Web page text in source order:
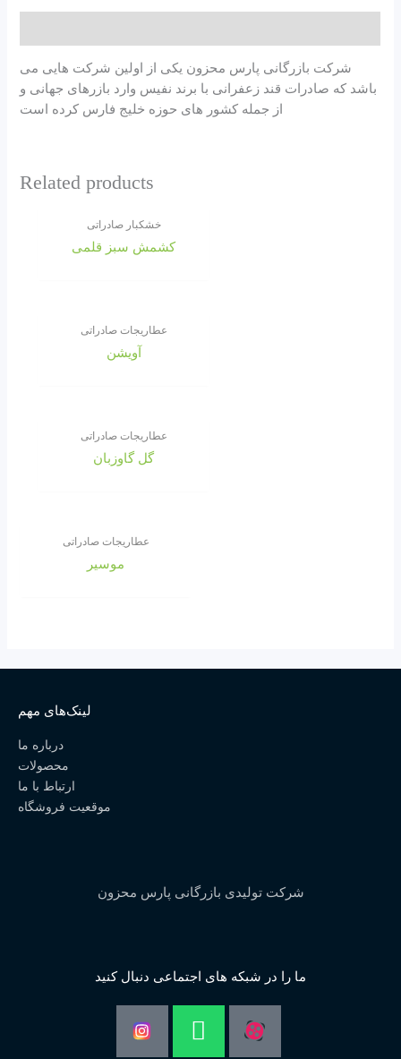
شرکت بازرگانی پارس محزون یکی از اولین شرکت هایی می
باشد که صادرات قند زعفرانی با برند نفیس وارد بازرهای جهانی و
از جمله کشور های حوزه خلیج فارس کرده است
Related products
خشکبار صادراتی
کشمش سبز قلمی
عطاریجات صادراتی
آویشن
عطاریجات صادراتی
گل گاوزبان
عطاریجات صادراتی
موسیر
لینک‌های مهم
درباره ما
محصولات
ارتباط با ما
موقعیت فروشگاه
شرکت تولیدی بازرگانی پارس محزون
ما را در شبکه های اجتماعی دنبال کنید
Whatsapp